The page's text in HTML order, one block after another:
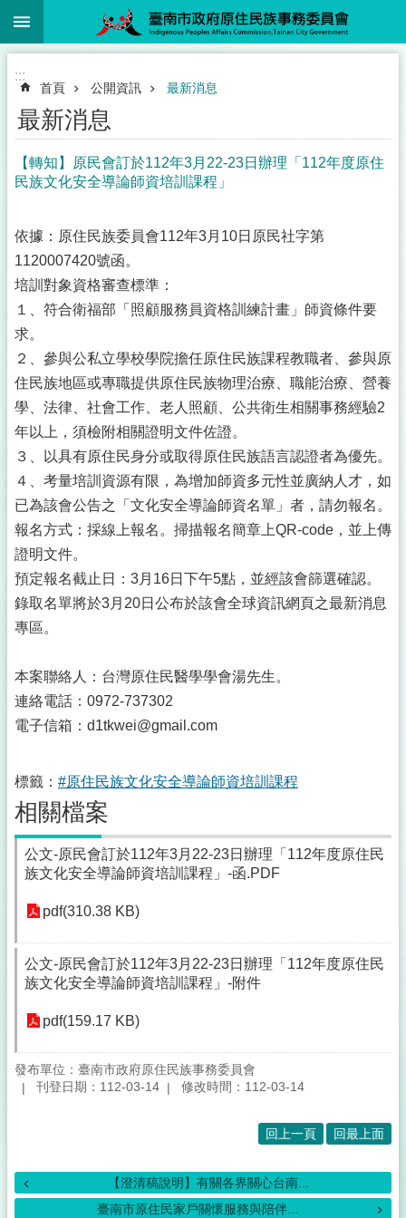
跳到主要內容區塊
:::
首頁 公開資訊 最新消息
最新消息
【轉知】原民會訂於112年3月22-23日辦理「112年度原住
民族文化安全導論師資培訓課程」
依據：原住民族委員會112年3月10日原民社字第
1120007420號函。
培訓對象資格審查標準：
１、符合衛福部「照顧服務員資格訓練計畫」師資條件要
求。
２、參與公私立學校學院擔任原住民族課程教職者、參與原
住民族地區或專職提供原住民族物理治療、職能治療、營養
學、法律、社會工作、老人照顧、公共衛生相關事務經驗2
年以上，須檢附相關證明文件佐證。
３、以具有原住民身分或取得原住民族語言認證者為優先。
４、考量培訓資源有限，為增加師資多元性並廣納人才，如
已為該會公告之「文化安全導論師資名單」者，請勿報名。
報名方式：採線上報名。掃描報名簡章上QR-code，並上傳
證明文件。
預定報名截止日：3月16日下午5點，並經該會篩選確認。
錄取名單將於3月20日公布於該會全球資訊網頁之最新消息
專區。
本案聯絡人：台灣原住民醫學學會湯先生。
連絡電話：0972-737302
電子信箱：d1tkwei@gmail.com
標籤： #原住民族文化安全導論師資培訓課程
相關檔案
公文-原民會訂於112年3月22-23日辦理「112年度原住民
族文化安全導論師資培訓課程」-函.PDF
pdf(310.38 KB)
公文-原民會訂於112年3月22-23日辦理「112年度原住民
族文化安全導論師資培訓課程」-附件
pdf(159.17 KB)
發布單位：臺南市政府原住民族事務委員會
刊登日期：112-03-14
修改時間：112-03-14
回上一頁 回最上面
【澄清稿說明】有關各界關心台南...
臺南市原住民家戶關懷服務與陪伴...